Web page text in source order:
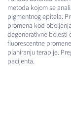
metoda kojom se
pigmentnog epitela.
promena kod
degenerativne bolesti
fluorescentne
planiranju terapije.
pacijenta.